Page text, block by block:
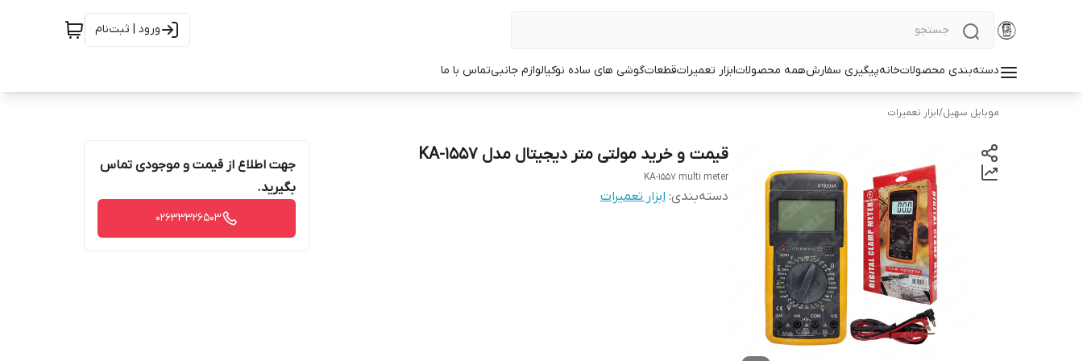
ورود | ثبت‌نام
دسته‌بندی محصولاتخانهپیگیری سفارشهمه محصولاتابزار تعمیراتقطعاتگوشی های ساده نوکیالوازم جانبیتماس با ما
موبایل سهیل/ابزار تعمیرات
قیمت و خرید مولتی متر دیجیتال مدل KA-1557
KA-1557 multi meter
دسته‌بندی: ابزار تعمیرات
جهت اطلاع از قیمت و موجودی تماس
بگیرید.
02633326503